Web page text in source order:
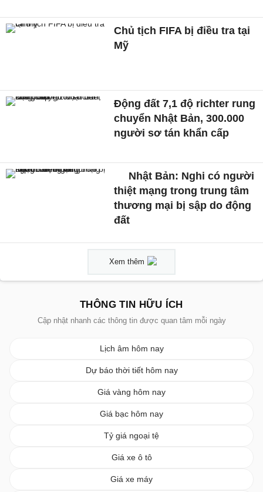
Chủ tịch FIFA bị điều tra tại
Mỹ
Động đất 7,1 độ richter rung
chuyển Nhật Bản, 300.000
người sơ tán khẩn cấp
Nhật Bản: Nghi có người
thiệt mạng trong trung tâm
thương mại bị sập do động
đất
Xem thêm
THÔNG TIN HỮU ÍCH
Cập nhật nhanh các thông tin được quan tâm mỗi ngày
Lịch âm hôm nay
Dự báo thời tiết hôm nay
Giá vàng hôm nay
Giá bạc hôm nay
Tỷ giá ngoại tệ
Giá xe ô tô
Giá xe máy